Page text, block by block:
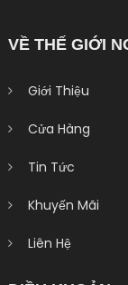
VỀ THẾ GIỚI
Giới Thiệu
Cửa Hàng
Tin Tức
Khuyến Mãi
Liên Hệ